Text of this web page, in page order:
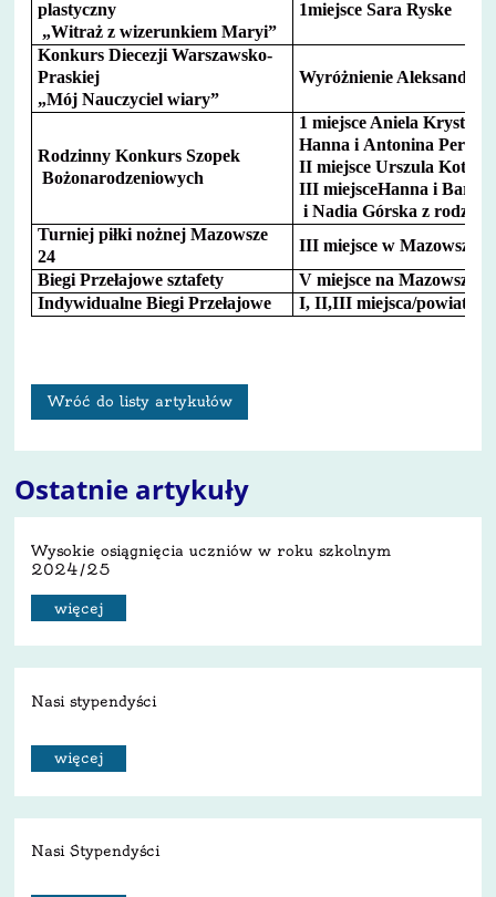
plastyczny
„Witraż z wizerunkiem Maryi”
1miejsce Sara Ryske
Konkurs Diecezji Warszawsko-
Praskiej
„MójNauczyciel wiary”
Wyróżnienie Aleksandra
Rodzinny Konkurs Szopek
Bożonarodzeniowych
1 miejsce Aniela
Hanna i Antonina
II miejsce Urszula Kot
III miejsceHanna i
i Nadia Górska z
Turniej piłki nożnej Mazowsze
24
III miejsce w Mazowszu
Biegi Przełajowe sztafety
V miejsce na Mazowszu
Indywidualne Biegi Przełajowe
I, II,III miejsca/powiat
Wróć do listy artykułów
Ostatnie artykuły
Wysokie osiągnięcia uczniów w roku szkolnym
2024/25
więcej
Nasi stypendyści
więcej
Nasi Stypendyści